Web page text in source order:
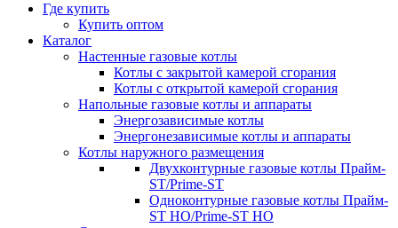
Где купить
Купить оптом
Каталог
Настенные газовые котлы
Котлы с закрытой камерой сгорания
Котлы с открытой камерой сгорания
Напольные газовые котлы и аппараты
Энергозависимые котлы
Энергонезависимые котлы и аппараты
Котлы наружного размещения
Двухконтурные газовые котлы Прайм-
ST/Prime-ST
Одноконтурные газовые котлы Прайм-
ST HO/Prime-ST HO